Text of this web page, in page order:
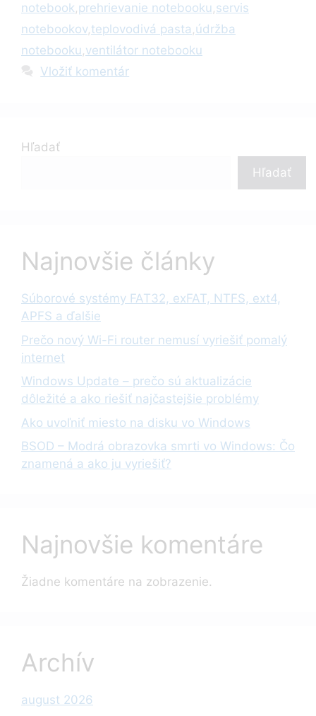
notebook,prehrievanie notebooku,servis
notebookov,teplovodivá pasta ,údržba
notebooku,ventilátor notebooku
Vložiť komentár
Hľadať
Hľadať
Najnovšie články
Súborové systémy FAT32, exFAT, NTFS, ext4,
APFS a ďalšie
Prečo nový Wi-Fi router nemusí vyriešiť pomalý
internet
Windows Update – prečo sú aktualizácie
dôležité a ako riešiť najčastejšie problémy
Ako uvoľniť miesto na disku vo Windows
BSOD – Modrá obrazovka smrti vo Windows: Čo
znamená a ako ju vyriešiť?
Najnovšie komentáre
Žiadne komentáre na zobrazenie.
Archív
august 2026